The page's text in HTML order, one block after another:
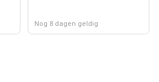
Nog 8 dagen geldig